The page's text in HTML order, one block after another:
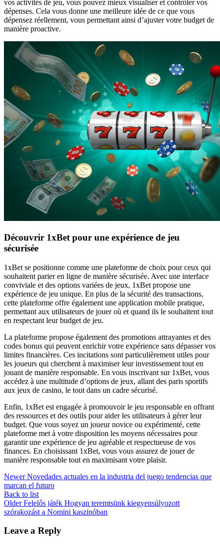
vos activités de jeu, vous pouvez mieux visualiser et contrôler vos
dépenses. Cela vous donne une meilleure idée de ce que vous
dépensez réellement, vous permettant ainsi d’ajuster votre budget de
manière proactive.
Découvrir 1xBet pour une expérience de jeu
sécurisée
1xBet se positionne comme une plateforme de choix pour ceux qui
souhaitent parier en ligne de manière sécurisée. Avec une interface
conviviale et des options variées de jeux, 1xBet propose une
expérience de jeu unique. En plus de la sécurité des transactions,
cette plateforme offre également une application mobile pratique,
permettant aux utilisateurs de jouer où et quand ils le souhaitent tout
en respectant leur budget de jeu.
La plateforme propose également des promotions attrayantes et des
codes bonus qui peuvent enrichir votre expérience sans dépasser vos
limites financières. Ces incitations sont particulièrement utiles pour
les joueurs qui cherchent à maximiser leur investissement tout en
jouant de manière responsable. En vous inscrivant sur 1xBet, vous
accédez à une multitude d’options de jeux, allant des paris sportifs
aux jeux de casino, le tout dans un cadre sécurisé.
Enfin, 1xBet est engagée à promouvoir le jeu responsable en offrant
des ressources et des outils pour aider les utilisateurs à gérer leur
budget. Que vous soyez un joueur novice ou expérimenté, cette
plateforme met à votre disposition les moyens nécessaires pour
garantir une expérience de jeu agréable et respectueuse de vos
finances. En choisissant 1xBet, vous vous assurez de jouer de
manière responsable tout en maximisant votre plaisir.
Newer Novedades actuales en la industria del juego tendencias que
marcan el futuro
Back to list
Older Felelős játék Hogyan teremtsünk kiegyensúlyozott
szórakozást a Nomini kaszinóban
Leave a Reply